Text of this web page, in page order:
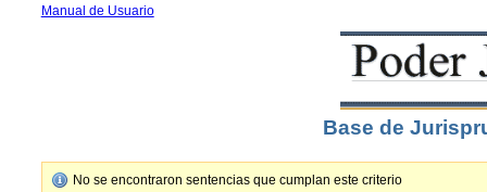
Manual de Usuario
Base de
No se encontraron sentencias que cumplan este criterio